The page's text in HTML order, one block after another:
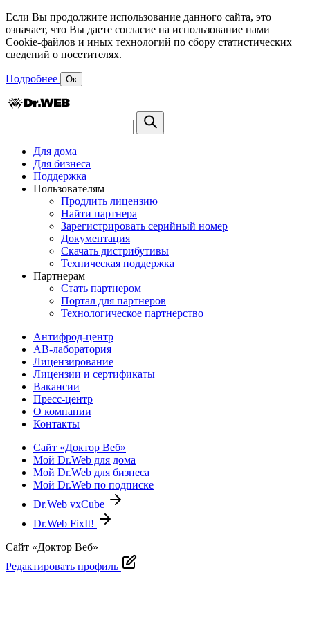
Если Вы продолжите использование данного сайта, это
означает, что Вы даете согласие на использование нами
Cookie-файлов и иных технологий по сбору статистических
сведений о посетителях.
Подробнее Ок
Для дома
Для бизнеса
Поддержка
Пользователям
Продлить лицензию
Найти партнера
Зарегистрировать серийный номер
Документация
Скачать дистрибутивы
Техническая поддержка
Партнерам
Стать партнером
Портал для партнеров
Технологическое партнерство
Антифрод-центр
АВ-лаборатория
Лицензирование
Лицензии и сертификаты
Вакансии
Пресс-центр
О компании
Контакты
Сайт «Доктор Веб»
Мой Dr.Web для дома
Мой Dr.Web для бизнеса
Мой Dr.Web по подписке
Dr.Web vxCube
Dr.Web FixIt!
Сайт «Доктор Веб»
Редактировать профиль